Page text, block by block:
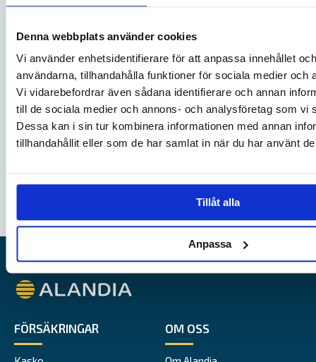
Denna webbplats använder cookies
Vi använder enhetsidentifierare för att anpassa innehållet
användarna, tillhandahålla funktioner för sociala medier och
Vi vidarebefordrar även sådana identifierare och annan
till de sociala medier och annons- och analysföretag som vi
Dessa kan i sin tur kombinera informationen med annan
tillhandahållit eller som de har samlat in när du har använt
Tillåt alla
Anpassa
”VI FINNS HÄR I VÅTT OCH TORRT”
Med en lyckad mix av sjövana, teknisk kompetens,
Alandia
FÖRSÄKRINGAR OM OSS